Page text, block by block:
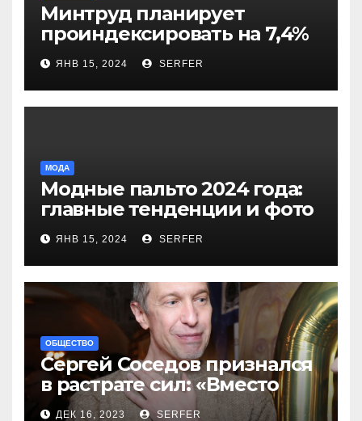
Минтруд планирует
проиндексировать на 7,4%
более 40 выплат и
компенсаций
ЯНВ 15, 2024 SERFER
МОДА
Модные пальто 2024 года:
главные тенденции и фото
новинок
ЯНВ 15, 2024 SERFER
ОБЩЕСТВО
Сергей Соседов признался
в растрате сил: «Вместо
меня взяли Пригожина»
ДЕК 16, 2023 SERFER